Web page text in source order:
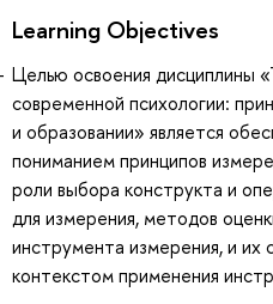
Learning Objectives
Целью освоения дисциплины
современной психологии:
и образовании» является
пониманием принципов
роли выбора конструкта и
для измерения, методов
инструмента измерения, и их
контекстом применения